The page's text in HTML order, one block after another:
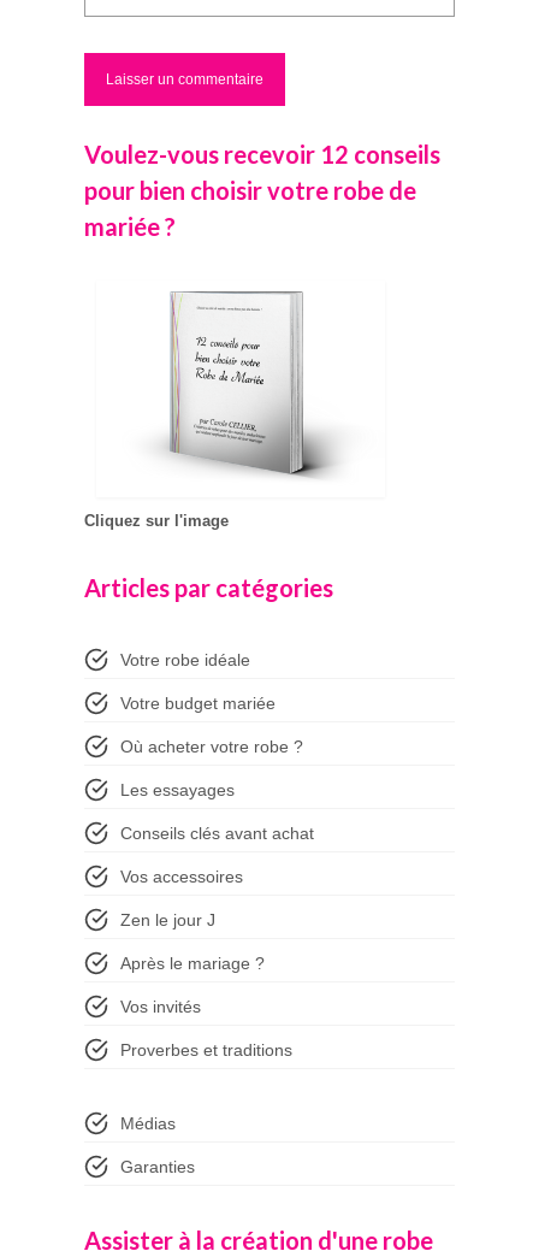
Voulez-vous recevoir 12 conseils
pour bien choisir votre robe de
mariée ?
Cliquez sur l'image
Articles par catégories
Votre robe idéale
Votre budget mariée
Où acheter votre robe ?
Les essayages
Conseils clés avant achat
Vos accessoires
Zen le jour J
Après le mariage ?
Vos invités
Proverbes et traditions
Médias
Garanties
Assister à la création d'une robe